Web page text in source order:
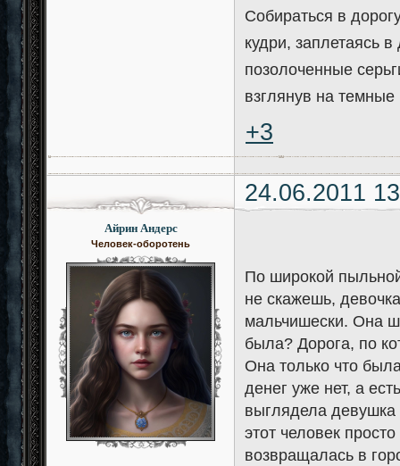
Собираться в
кудри, заплетаясь
позолоченные
взглянув на
+3
24.06.2011
Айрин Андерс
Человек-оборотень
По широкой
не скажешь,
мальчишески. Она
была? Дорога, по
Она только что
денег уже нет, а
выглядела
этот человек
возвращалась в